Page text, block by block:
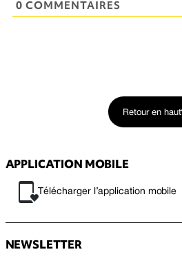
0 COMMENTAIRES
Retour en haut
APPLICATION MOBILE
Télécharger l’application mobile
NEWSLETTER